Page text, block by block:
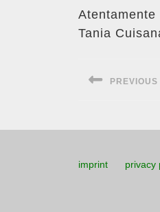
Atentamente
Tania
PREVIOUS
anterior:
imprint privacy